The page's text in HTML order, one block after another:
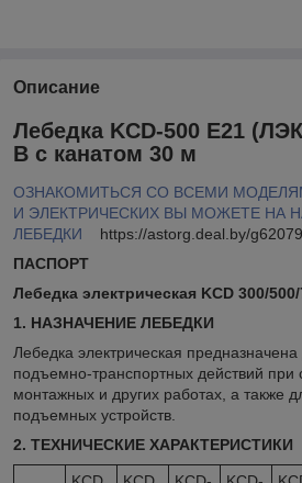
Описание
Лебедка KCD-500 E21
В с канатом 30 м
ОЗНАКОМИТЬСЯ СО ВСЕМИ
И ЭЛЕКТРИЧЕСКИХ ВЫ МОЖЕТЕ НА
ЛЕБЕДКИ https://astorg.deal.by/
ПАСПОРТ
Лебедка электрическая KCD 300/
1. НАЗНАЧЕНИЕ ЛЕБЕДКИ
Лебедка электрическая
подъемно-транспортных действий при
монтажных и других работах, а также
подъемных устройств.
2. ТЕХНИЧЕСКИЕ ХАРАКТЕРИСТИКИ